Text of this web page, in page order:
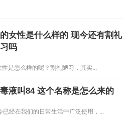
女性是什么样的 现今还有割礼
吗
性是怎么样的呢？割礼陋习，其实...
液叫84 这个名称是怎么来的
已经在我们的日常生活中广泛使用，...